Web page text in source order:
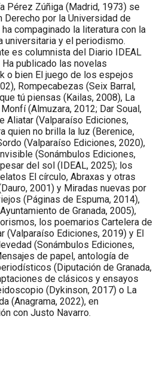
Pérez Zúñiga (Madrid, 1973) se
Derecho por la Universidad de
ha compaginado la literatura con la
universitaria y el periodismo.
es columnista del Diario IDEAL
Ha publicado las novelas
o bien El juego de los espejos
Rompecabezas (Seix Barral,
tú piensas (Kailas, 2008), La
(Almuzara, 2012; Dar Soual,
Aliatar (Valparaíso Ediciones,
quien no brilla la luz (Berenice,
(Valparaíso Ediciones, 2020),
(Sonámbulos Ediciones,
del sol (IDEAL, 2025); los
El círculo, Abraxas y otras
2001) y Miradas nuevas por
(Páginas de Espuma, 2014),
de Granada, 2005),
los poemarios Cartelera de
(Valparaíso Ediciones, 2019) y El
(Sonámbulos Ediciones,
de papel, antología de
(Diputación de Granada,
de clásicos y ensayos
(Dykinson, 2017) o La
(Anagrama, 2022), en
con Justo Navarro.